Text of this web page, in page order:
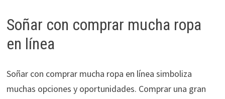
Soñar con comprar mucha ropa
en línea
Soñar con comprar mucha ropa en línea simboliza
muchas opciones y oportunidades. Comprar una gran